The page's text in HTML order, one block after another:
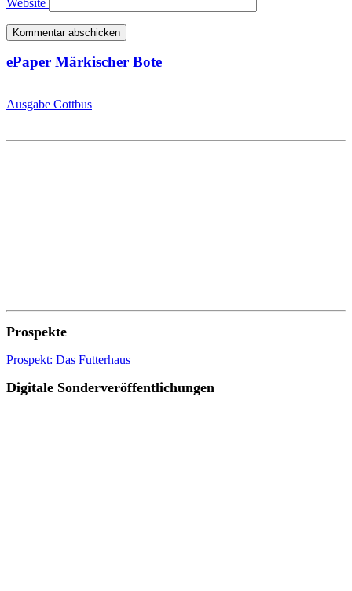
Website
ePaper Märkischer Bote
Ausgabe Cottbus
Prospekte
Prospekt: Das Futterhaus
Digitale Sonderveröffentlichungen